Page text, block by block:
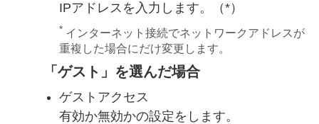
IPアドレスを入力します。（*）
* インターネット接続でネットワークアドレスが
重複した場合にだけ変更します。
「ゲスト」を選んだ場合
ゲストアクセス
有効か無効かの設定をします。